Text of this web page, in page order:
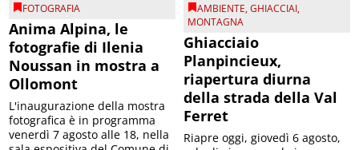
FOTOGRAFIA
Anima Alpina, le
fotografie di Ilenia
Noussan in mostra a
Ollomont
L'inaugurazione della mostra
fotografica è in programma
venerdì 7 agosto alle 18, nella
AMBIENTE,GHIACCIAI,
MONTAGNA
Ghiacciaio
Planpincieux,
riapertura diurna
della strada della Val
Ferret
Riapre oggi, giovedì 6 agosto,